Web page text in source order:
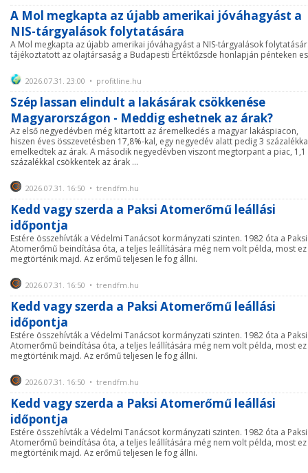
A Mol megkapta az újabb amerikai jóváhagyást a
NIS-tárgyalások folytatására
A Mol megkapta az újabb amerikai jóváhagyást a NIS-tárgyalások
tájékoztatott az olajtársaság a Budapesti Értéktőzsde honlapján pénteken
2026.07.31. 23:00 • profitline.hu
Szép lassan elindult a lakásárak csökkenése
Magyarországon - Meddig eshetnek az árak?
Az első negyedévben még kitartott az áremelkedés a magyar lakáspiacon,
hiszen éves összevetésben 17,8%-kal, egy negyedév alatt pedig 3
emelkedtek az árak. A második negyedévben viszont megtorpant a piac, 1,1
százalékkal csökkentek az árak ...
2026.07.31. 16:50 • trendfm.hu
Kedd vagy szerda a Paksi Atomerőmű leállási
időpontja
Estére összehívták a Védelmi Tanácsot kormányzati szinten. 1982 óta a Paksi
Atomerőmű beindítása óta, a teljes leállítására még nem volt példa, most ez
megtörténik majd. Az erőmű teljesen le fog állni.
2026.07.31. 16:50 • trendfm.hu
Kedd vagy szerda a Paksi Atomerőmű leállási
időpontja
Estére összehívták a Védelmi Tanácsot kormányzati szinten. 1982 óta a Paksi
Atomerőmű beindítása óta, a teljes leállítására még nem volt példa, most ez
megtörténik majd. Az erőmű teljesen le fog állni.
2026.07.31. 16:50 • trendfm.hu
Kedd vagy szerda a Paksi Atomerőmű leállási
időpontja
Estére összehívták a Védelmi Tanácsot kormányzati szinten. 1982 óta a Paksi
Atomerőmű beindítása óta, a teljes leállítására még nem volt példa, most ez
megtörténik majd. Az erőmű teljesen le fog állni.